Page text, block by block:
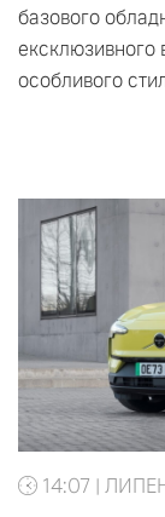
базового
ексклюзивного
особливого
14:07 |